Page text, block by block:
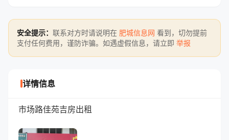
安全提示： 联系对方时请说明在 肥城信息网 看到，切勿提前
支付任何费用，谨防诈骗。如遇虚假信息，请立即 举报
详情信息
市场路佳苑吉房出租